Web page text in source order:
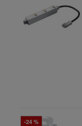
-24 %